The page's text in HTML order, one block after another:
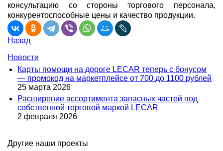
консультацию со стороны торгового персонала,
конкурентоспособные цены и качество продукции.
Назад
Новости
Карты помощи на дороге LECAR теперь с бонусом
— промокод на маркетплейсе от 700 до 1100 рублей
25 марта 2026
Расширение ассортимента запасных частей под
собственной торговой маркой LECAR
2 февраля 2026
Другие наши проекты